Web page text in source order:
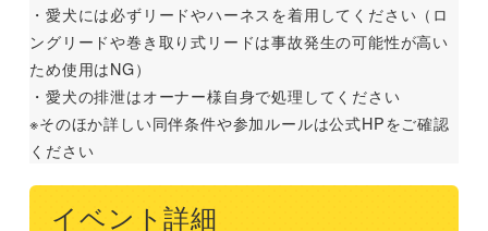
・愛犬には必ずリードやハーネスを着用してください（ロ
ングリードや巻き取り式リードは事故発生の可能性が高い
ため使用はNG）
・愛犬の排泄はオーナー様自身で処理してください
※そのほか詳しい同伴条件や参加ルールは公式HPをご確認
ください
イベント詳細